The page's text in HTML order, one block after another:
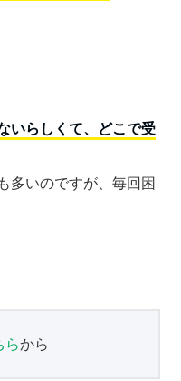
いらしくて、どこで受
多いのですが、毎回困
らから